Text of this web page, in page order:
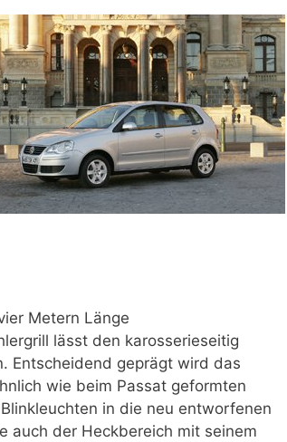
Metern Länge
lässt den karosserieseitig
Entscheidend geprägt wird das
wie beim Passat geformten
in die neu entworfenen
auch der Heckbereich mit seinem